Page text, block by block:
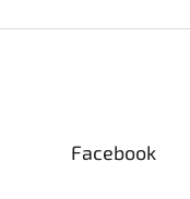
Facebook